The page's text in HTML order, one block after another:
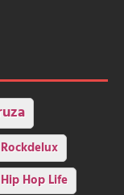
Rockdelux
Hip Hop Life